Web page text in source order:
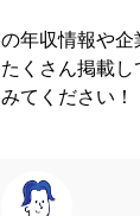
年収情報や
くさん掲載
てください！